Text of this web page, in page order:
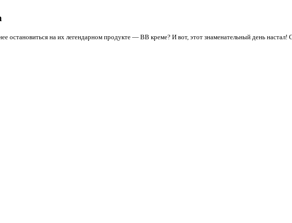
остановиться на их легендарном продукте — ВВ креме? И вот, этот знаменательный день